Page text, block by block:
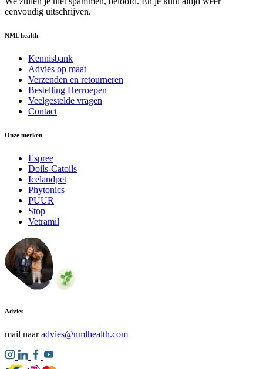
eenvoudig uitschrijven.
NML health
Kennisbank
Advies op maat
Verzenden en retourneren
Bestelling Herroepen
Veelgestelde vragen
Contact
Onze merken
Espree
Doils-Catoils
Icelandpet
Phytonics
PUUR
Stop
Vetramil
Advies
mail naaradvies@nmlhealth.com